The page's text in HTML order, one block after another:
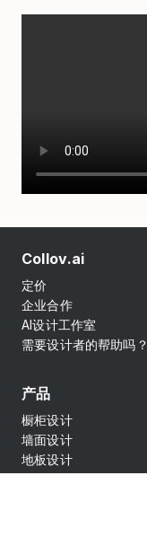
Collov.ai
定价
企业合作
AI设计工作室
需要设计者的帮助吗？
产品
橱柜设计
墙面设计
地板设计